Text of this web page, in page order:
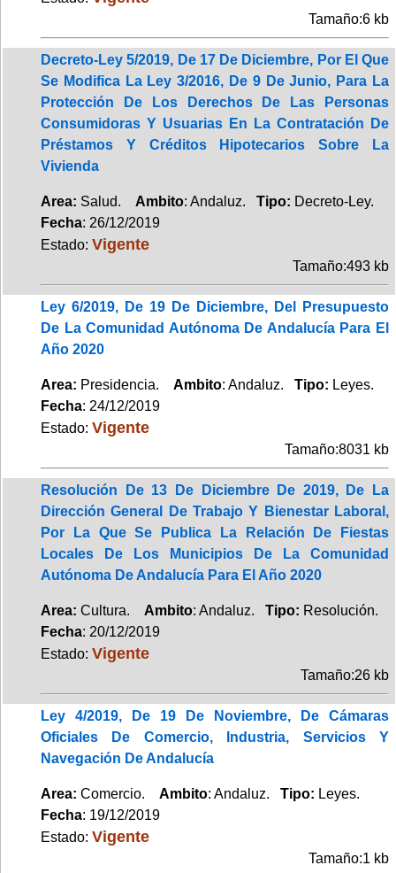
Tamaño:6 kb
Decreto-Ley 5/2019, De 17 De Diciembre, Por El Que
Se Modifica La Ley 3/2016, De 9 De Junio, Para La
Protección De Los Derechos De Las Personas
Consumidoras Y Usuarias En La Contratación De
Préstamos Y Créditos Hipotecarios Sobre La
Vivienda
Area: Salud. Ambito: Andaluz. Tipo: Decreto-Ley.
Fecha: 26/12/2019
Estado: Vigente
Tamaño:493 kb
Ley 6/2019, De 19 De Diciembre, Del Presupuesto
De La Comunidad Autónoma De Andalucía Para El
Año 2020
Area: Presidencia. Ambito: Andaluz. Tipo: Leyes.
Fecha: 24/12/2019
Estado: Vigente
Tamaño:8031 kb
Resolución De 13 De Diciembre De 2019, De La
Dirección General De Trabajo Y Bienestar Laboral,
Por La Que Se Publica La Relación De Fiestas
Locales De Los Municipios De La Comunidad
Autónoma De Andalucía Para El Año 2020
Area: Cultura. Ambito: Andaluz. Tipo: Resolución.
Fecha: 20/12/2019
Estado: Vigente
Tamaño:26 kb
Ley 4/2019, De 19 De Noviembre, De Cámaras
Oficiales De Comercio, Industria, Servicios Y
Navegación De Andalucía
Area: Comercio. Ambito: Andaluz. Tipo: Leyes.
Fecha: 19/12/2019
Estado: Vigente
Tamaño:1 kb